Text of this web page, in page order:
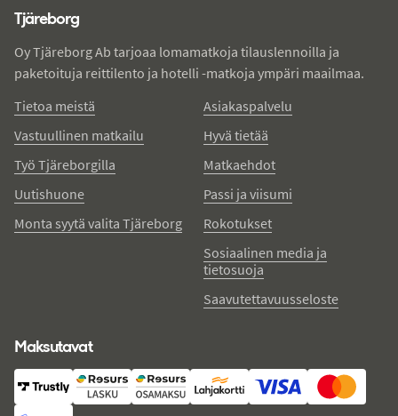
Tjäreborg
Oy Tjäreborg Ab tarjoaa lomamatkoja tilauslennoilla ja
paketoituja reittilento ja hotelli -matkoja ympäri maailmaa.
Tietoa meistä
Vastuullinen matkailu
Työ Tjäreborgilla
Uutishuone
Monta syytä valita Tjäreborg
Asiakaspalvelu
Hyvä tietää
Matkaehdot
Passi ja viisumi
Rokotukset
Sosiaalinen media ja
tietosuoja
Saavutettavuusseloste
Maksutavat